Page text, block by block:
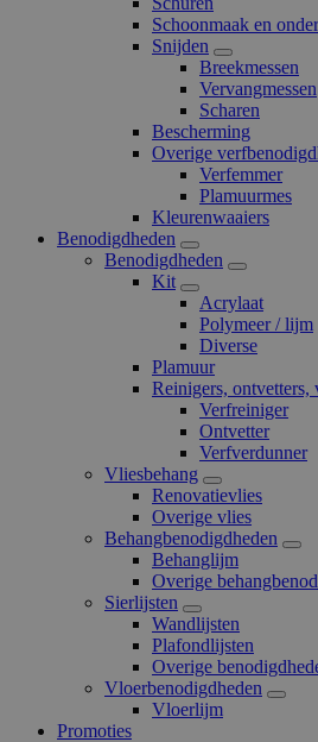
Schoonmaak en
Snijden
Breekmessen
Vervangmessen
Scharen
Bescherming
Overige
Verfemmer
Plamuurmes
Kleurenwaaiers
Benodigdheden
Benodigdheden
Kit
Acrylaat
Polymeer / lijm
Diverse
Plamuur
Reinigers, ontvetters,
Verfreiniger
Ontvetter
Verfverdunner
Vliesbehang
Renovatievlies
Overige vlies
Behangbenodigdheden
Behanglijm
Overige
Sierlijsten
Wandlijsten
Plafondlijsten
Overige
Vloerbenodigdheden
Vloerlijm
Promoties